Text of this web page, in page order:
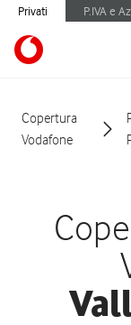
Privati P.IVA e
Copertura
Vodafone